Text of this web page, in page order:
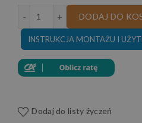
ilość FOTEL
DODAJ DO
INSTRUKCJA MONTAŻU I
Dodaj do listy życzeń